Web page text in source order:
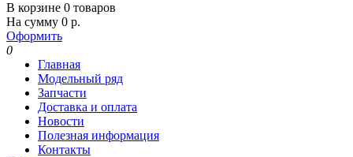
В корзине 0 товаров
На сумму 0 р.
Оформить
0
Главная
Модельный ряд
Запчасти
Доставка и оплата
Новости
Полезная информация
Контакты